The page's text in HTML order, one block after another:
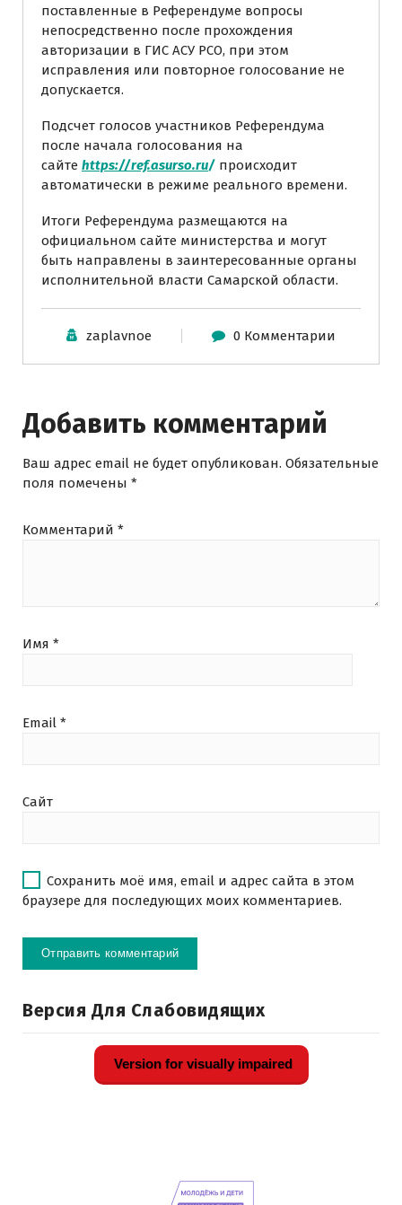
поставленные в Референдуме вопросы
непосредственно после прохождения
авторизации в ГИС АСУ РСО, при этом
исправления или повторное голосование не
допускается.
Подсчет голосов участников Референдума
после начала голосования на
сайте https://ref.asurso.ru/ происходит
автоматически в режиме реального времени.
Итоги Референдума размещаются на
официальном сайте министерства и могут
быть направлены в заинтересованные органы
исполнительной власти Самарской области.
zaplavnoe 0 Комментарии
Добавить комментарий
Ваш адрес email не будет опубликован. Обязательные
поля помечены *
Комментарий *
Имя *
Email *
Сайт
Сохранить моё имя, email и адрес сайта в этом
браузере для последующих моих комментариев.
Версия Для Слабовидящих
Version for visually impaired